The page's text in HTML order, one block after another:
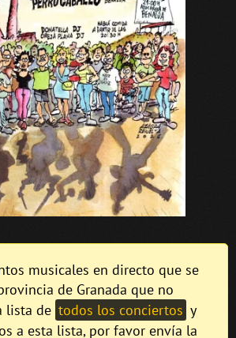
musicales en directo que se
de Granada que no
lista de todos los conciertos y
a esta lista, por favor envía la